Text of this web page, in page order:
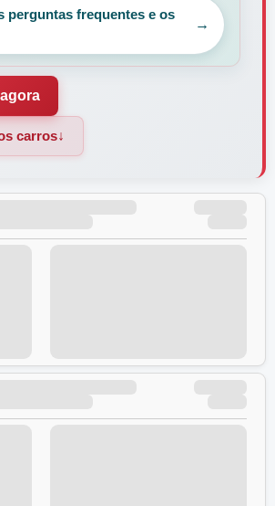
perguntas frequentes e os
carros↓